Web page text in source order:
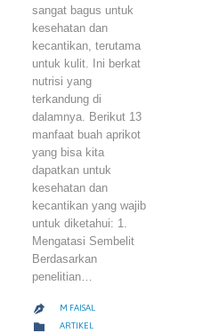
sangat bagus untuk
kesehatan dan
kecantikan, terutama
untuk kulit. Ini berkat
nutrisi yang
terkandung di
dalamnya. Berikut 13
manfaat buah aprikot
yang bisa kita
dapatkan untuk
kesehatan dan
kecantikan yang wajib
untuk diketahui: 1.
Mengatasi Sembelit
Berdasarkan
penelitian…
 M FAISAL
 CATEGORY
ARTIKEL